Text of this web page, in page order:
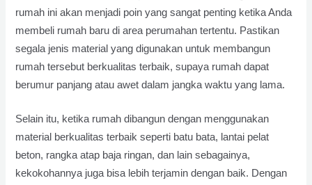
rumah ini akan menjadi poin yang sangat penting ketika Anda
membeli rumah baru di area perumahan tertentu. Pastikan
segala jenis material yang digunakan untuk membangun
rumah tersebut berkualitas terbaik, supaya rumah dapat
berumur panjang atau awet dalam jangka waktu yang lama.
Selain itu, ketika rumah dibangun dengan menggunakan
material berkualitas terbaik seperti batu bata, lantai pelat
beton, rangka atap baja ringan, dan lain sebagainya,
kekokohannya juga bisa lebih terjamin dengan baik. Dengan